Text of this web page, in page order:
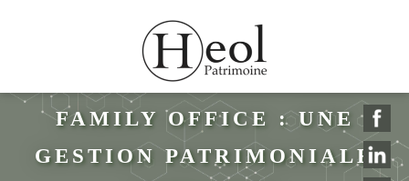
FAMILY OFFICE : UNE
GESTION PATRIMONIALE